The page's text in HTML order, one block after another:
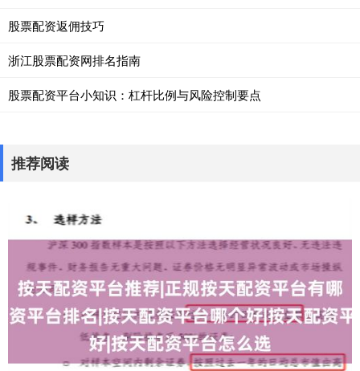
股票配资返佣技巧
浙江股票配资网排名指南
股票配资平台小知识：杠杆比例与风险控制要点
推荐阅读